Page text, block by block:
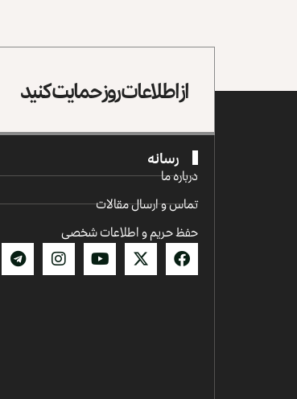
از اطلاعات روز حمایت کنید
رسانه
درباره ما
تماس و ارسال مقالات
حفظ حریم و اطلاعات شخصی